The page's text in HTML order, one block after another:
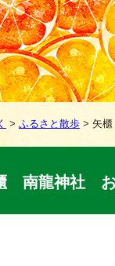
> ふるさと散歩 > 矢
南龍神社 お